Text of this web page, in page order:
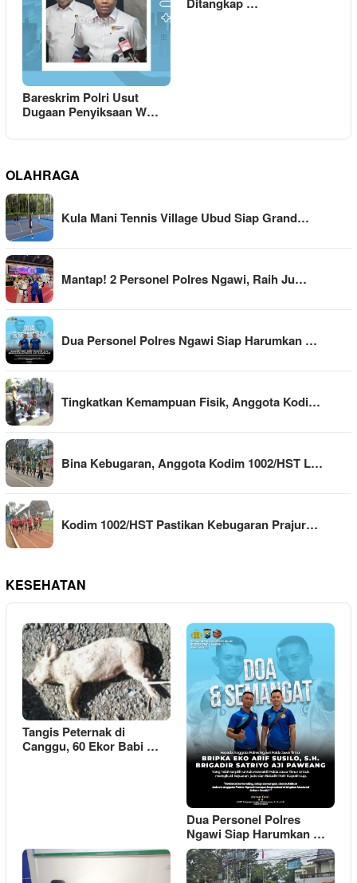
Bareskrim Polri Usut
Dugaan Penyiksaan W…
OLAHRAGA
Kula Mani Tennis Village Ubud Siap Grand…
Mantap! 2 Personel Polres Ngawi, Raih Ju…
Dua Personel Polres Ngawi Siap Harumkan …
Tingkatkan Kemampuan Fisik, Anggota Kodi…
Bina Kebugaran, Anggota Kodim 1002/HST L…
Kodim 1002/HST Pastikan Kebugaran Prajur…
KESEHATAN
Tangis Peternak di
Canggu, 60 Ekor Babi …
Dua Personel Polres
Ngawi Siap Harumkan …